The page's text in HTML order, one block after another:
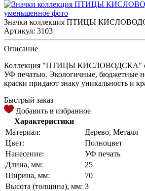
Значки коллекция ПТИЦЫ
Артикул: 3103
Описание
Коллекция "ПТИЦЫ КИСЛОВОДСКА"
УФ печатью. Экологичные, бюджетные
краски придают знаку уникальность и
Быстрый заказ
Добавить в избранное
Характеристики
Материал:
Дерево, Металл
Цвет:
Полноцвет
Нанесение:
УФ печать
Длина, мм:
25
Ширина, мм:
70
Высота (толщина), мм: 3